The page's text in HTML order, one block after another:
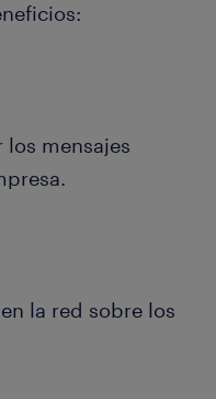
mensajes
la red sobre los